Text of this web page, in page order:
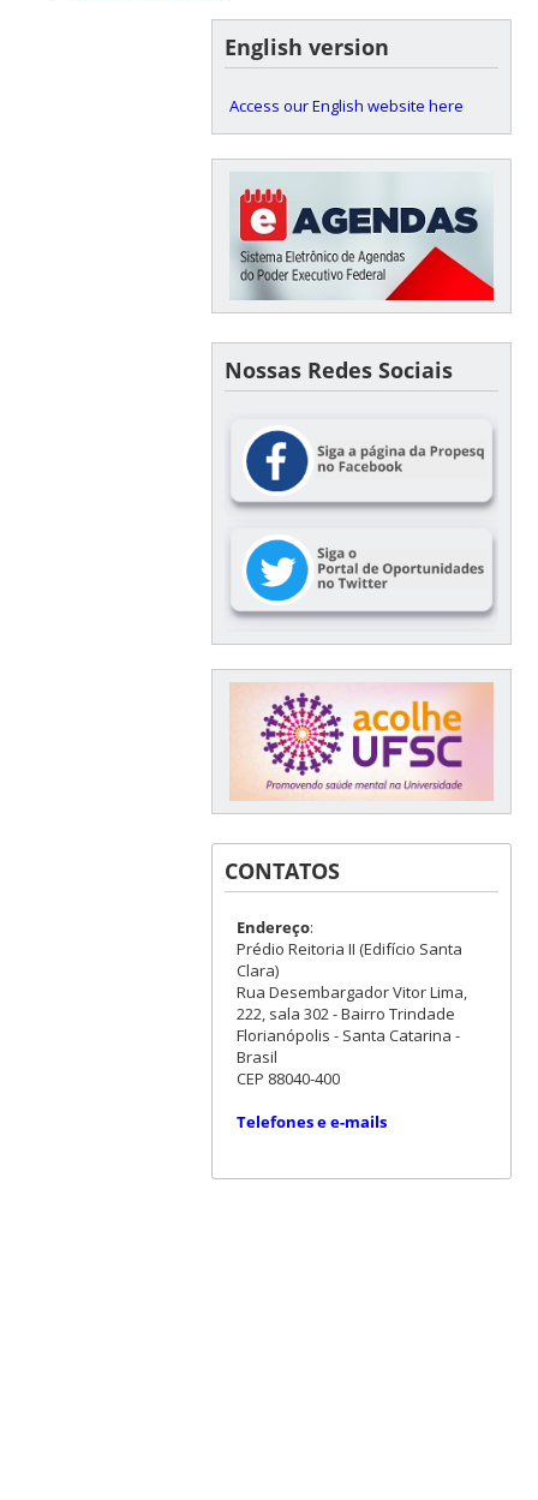
English version
Access our English website here
Nossas Redes Sociais
CONTATOS
Endereço:
Prédio Reitoria II (Edifício Santa
Clara)
Rua Desembargador Vitor Lima,
222, sala 302 - Bairro Trindade
Florianópolis - Santa Catarina -
Brasil
CEP 88040-400
Telefones e e-mails